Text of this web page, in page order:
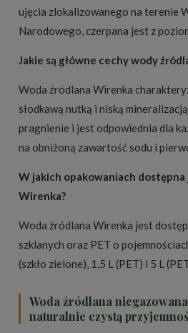
ujęcia zlokalizowanego na terenie
Narodowego, czerpana jest z
Jakie są główne cechy wody
Woda źródlana Wirenka
słodkawą nutką i niską
pragnienie i jest odpowiednia dla
na obniżoną zawartość sodu i
W jakich opakowaniach
Wirenka?
Woda źródlana Wirenka jest
szklanych oraz PET o
(szkło zielone), 1,5 L (PET) i 5 L
Woda źródlana
naturalnie czystą